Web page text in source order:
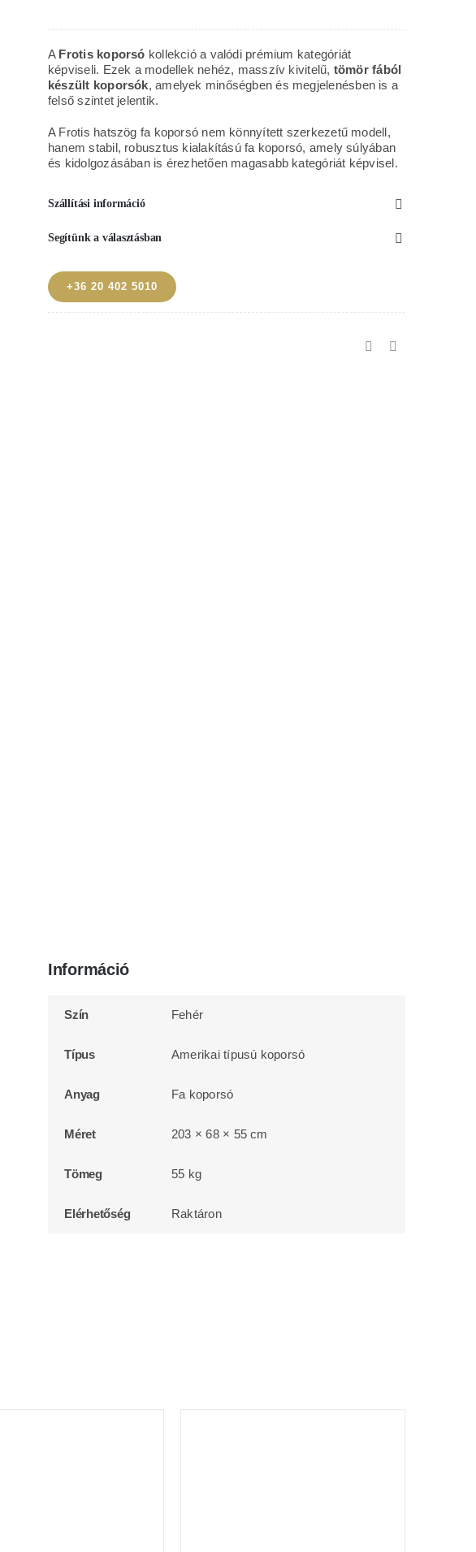
típusú
fa
mennyiség
A Frotis koporsó kollekció a valódi prémium kategóriát
képviseli. Ezek a modellek nehéz, masszív kivitelű, tömör fából
készült koporsók, amelyek minőségben és megjelenésben is a
felső szintet jelentik.
A Frotis hatszög fa koporsó nem könnyített szerkezetű modell,
hanem stabil, robusztus kialakítású fa koporsó, amely súlyában
és kidolgozásában is érezhetően magasabb kategóriát képvisel.
Szállítási információ
Segítünk a választásban
+36 20 402 5010
Információ
Szín Fehér
Típus Amerikai típusú koporsó
Anyag Fa koporsó
Méret 203 × 68 × 55 cm
Tömeg 55 kg
Elérhetőség Raktáron